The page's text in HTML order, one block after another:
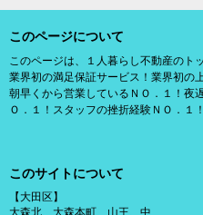
このページについて
このページは、１人暮らし不動産のト
業界初の満足保証サービス！業界初の
朝早くから営業しているＮＯ．１！夜
Ｏ．１！スタッフの挫折経験ＮＯ．１
このサイトについて
【大田区】
大森北、大森本町、山王、中